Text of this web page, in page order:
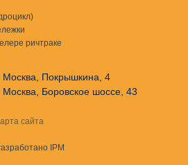
ричтраке
сайта
IPM
Москва, Покрышкина, 4
Москва, Боровское шоссе, 43